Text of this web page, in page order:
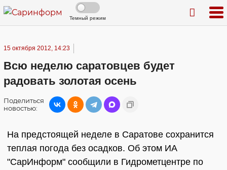
Темный режим
15 октября 2012, 14:23
Всю неделю саратовцев будет
радовать золотая осень
Поделиться
новостью:
На предстоящей неделе в Саратове сохранится
теплая погода без осадков. Об этом ИА
"СарИнформ" сообщили в Гидрометцентре по